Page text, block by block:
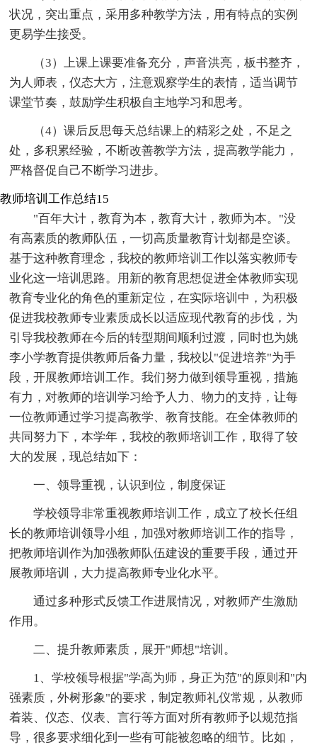
状况，突出重点，采用多种教学方法，用有特点的实例
更易学生接受。
（3）上课上课要准备充分，声音洪亮，板书整齐，
为人师表，仪态大方，注意观察学生的表情，适当调节
课堂节奏，鼓励学生积极自主地学习和思考。
（4）课后反思每天总结课上的精彩之处，不足之
处，多积累经验，不断改善教学方法，提高教学能力，
严格督促自己不断学习进步。
教师培训工作总结15
"百年大计，教育为本，教育大计，教师为本。"没
有高素质的教师队伍，一切高质量教育计划都是空谈。
基于这种教育理念，我校的教师培训工作以落实教师专
业化这一培训思路。用新的教育思想促进全体教师实现
教育专业化的角色的重新定位，在实际培训中，为积极
促进我校教师专业素质成长以适应现代教育的步伐，为
引导我校教师在今后的转型期间顺利过渡，同时也为姚
李小学教育提供教师后备力量，我校以"促进培养"为手
段，开展教师培训工作。我们努力做到领导重视，措施
有力，对教师的培训学习给予人力、物力的支持，让每
一位教师通过学习提高教学、教育技能。在全体教师的
共同努力下，本学年，我校的教师培训工作，取得了较
大的发展，现总结如下：
一、领导重视，认识到位，制度保证
学校领导非常重视教师培训工作，成立了校长任组
长的教师培训领导小组，加强对教师培训工作的指导，
把教师培训作为加强教师队伍建设的重要手段，通过开
展教师培训，大力提高教师专业化水平。
通过多种形式反馈工作进展情况，对教师产生激励
作用。
二、提升教师素质，展开"师想"培训。
1、学校领导根据"学高为师，身正为范"的原则和"内
强素质，外树形象"的要求，制定教师礼仪常规，从教师
着装、仪态、仪表、言行等方面对所有教师予以规范指
导，很多要求细化到一些有可能被忽略的细节。比如，